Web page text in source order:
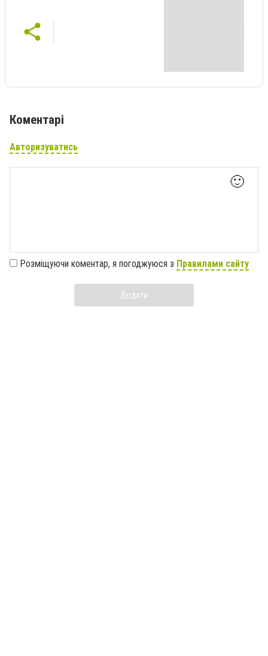
Коментарі
Авторизуватись
🙂
Розміщуючи коментар, я погоджуюся з Правилами сайту
Додати